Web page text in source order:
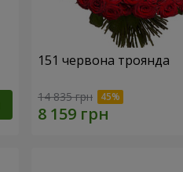
151 червона троянда
14 835 грн